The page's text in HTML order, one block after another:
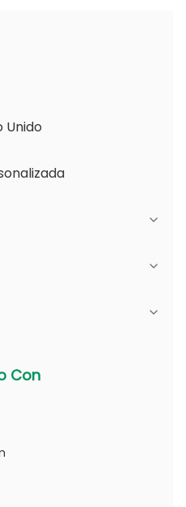
Unido
de luz punteada
Con